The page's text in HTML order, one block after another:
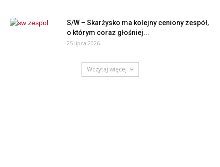
S/W – Skarżysko ma kolejny ceniony zespół,
o którym coraz głośniej...
25 lipca 2026
Wczytaj więcej